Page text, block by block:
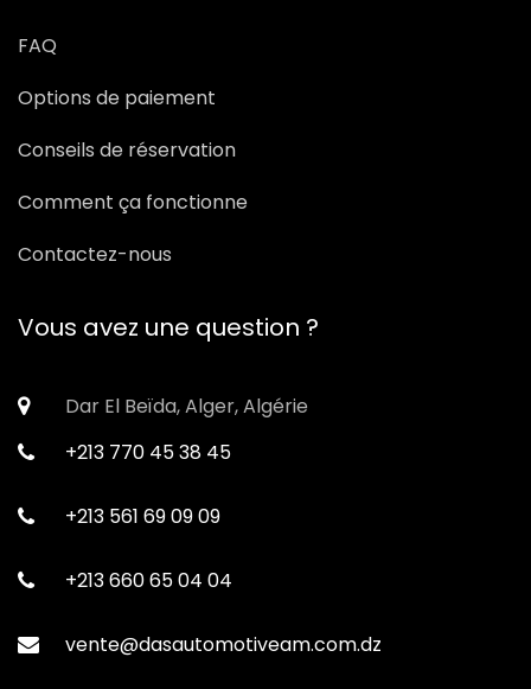
FAQ
Options de paiement
Conseils de réservation
Comment ça fonctionne
Contactez-nous
Vous avez une question ?
Dar El Beïda, Alger, Algérie
+213 770 45 38 45
+213 561 69 09 09
+213 660 65 04 04
vente@dasautomotiveam.com.dz